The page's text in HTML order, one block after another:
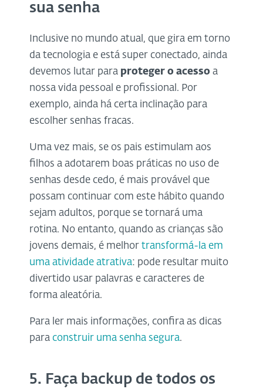
sua senha
Inclusive no mundo atual, que gira em torno
da tecnologia e está super conectado, ainda
devemos lutar para proteger o acesso a
nossa vida pessoal e profissional. Por
exemplo, ainda há certa inclinação para
escolher senhas fracas.
Uma vez mais, se os pais estimulam aos
filhos a adotarem boas práticas no uso de
senhas desde cedo, é mais provável que
possam continuar com este hábito quando
sejam adultos, porque se tornará uma
rotina. No entanto, quando as crianças são
jovens demais, é melhor transformá-la em
uma atividade atrativa: pode resultar muito
divertido usar palavras e caracteres de
forma aleatória.
Para ler mais informações, confira as dicas
para construir uma senha segura.
5. Faça backup de todos os